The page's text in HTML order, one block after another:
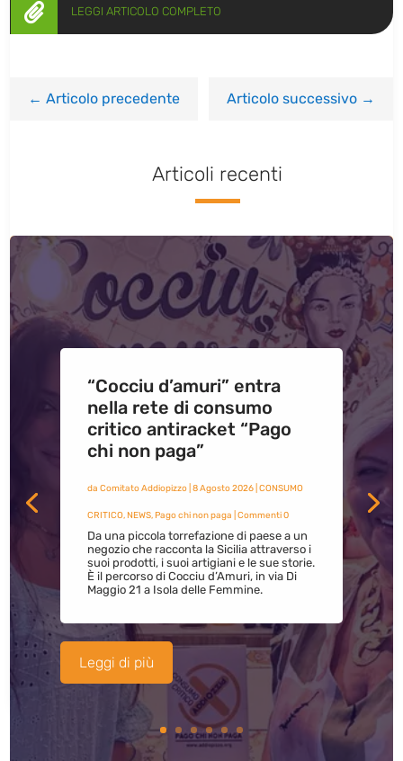
 LEGGI ARTICOLO COMPLETO
←Articolo precedente Articolo successivo→
Articoli recenti
“Cocciu d’amuri” entra
nella rete di consumo
critico antiracket “Pago
chi non paga”
da Comitato Addiopizzo| 8 Agosto 2026| CONSUMO
CRITICO,NEWS,Pago chi non paga | Commenti 0
Da una piccola torrefazione di paese a un
negozio che racconta la Sicilia attraverso i
suoi prodotti, i suoi artigiani e le sue storie.
È il percorso di Cocciu d’Amuri, in via Di
Maggio 21 a Isola delle Femmine.
Leggi di più